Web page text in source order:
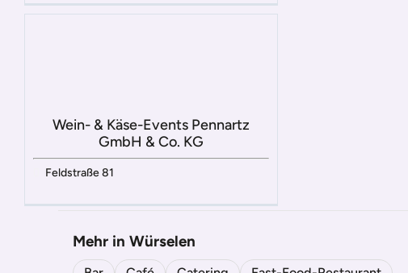
Wein- & Käse-Events Pennartz
GmbH & Co. KG
Feldstraße 81
Mehr in Würselen